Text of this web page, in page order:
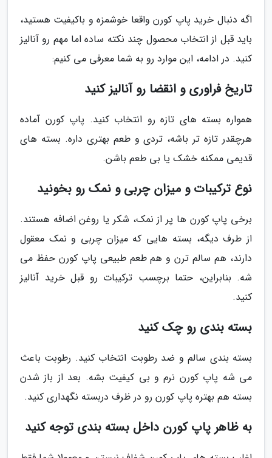
اگه دنبال خرید پاپ کورن واقعا خوشمزه و باکیفیت هستید،
باید قبل از انتخاب محصول چند نکته ساده اما مهم رو آنالیز
کنید. در ادامه، این موارد رو به شما معرفی می کنیم:
تاریخ فراوری و انقضا رو آنالیز کنید
همواره بسته های تازه رو انتخاب کنید. پاپ کورن آماده
هرچقدر تازه تر باشه، تردی و طعم بهتری داره. بسته های
قدیمی ممکنه خشک یا بی طعم باشن.
نوع ترکیبات و میزان چربی و نمک رو بخونید
برخی پاپ کورن ها پر از نمک، شکر یا روغن اضافه هستند.
از طرف دیگه، بسته هایی که میزان چربی و نمک معقول
دارند، هم سالم ترن و هم طعم طبیعی پاپ کورن حفظ می
شه. بنابراین، حتما برچسب ترکیبات رو قبل خرید آنالیز
کنید.
بسته بندی رو چک کنید
بسته بندی سالم و ضد رطوبت انتخاب کنید. رطوبت باعث
می شه پاپ کورن نرم و بی کیفیت بشه. بعد از باز شدن
بسته هم بهتره پاپ کورن رو در ظرف دربسته نگهداری کنید.
به ظاهر پاپ کورن داخل بسته بندی توجه کنید